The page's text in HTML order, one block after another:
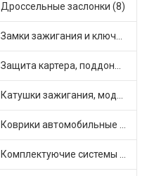
Дроссельные заслонки (8)
Замки зажигания и ключи (14)
Защита картера, поддона, КПП (2)
Катушки зажигания, модули зажигания (15)
Коврики автомобильные (5)
Комплектуючие системы стеклоочистителя (6)